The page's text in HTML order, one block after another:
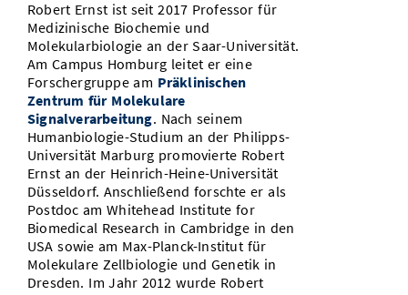
Robert Ernst ist seit 2017 Professor für
Medizinische Biochemie und
Molekularbiologie an der Saar-Universität.
Am Campus Homburg leitet er eine
Forschergruppe am Präklinischen
Zentrum für Molekulare
Signalverarbeitung. Nach seinem
Humanbiologie-Studium an der Philipps-
Universität Marburg promovierte Robert
Ernst an der Heinrich-Heine-Universität
Düsseldorf. Anschließend forschte er als
Postdoc am Whitehead Institute for
Biomedical Research in Cambridge in den
USA sowie am Max-Planck-Institut für
Molekulare Zellbiologie und Genetik in
Dresden. Im Jahr 2012 wurde Robert